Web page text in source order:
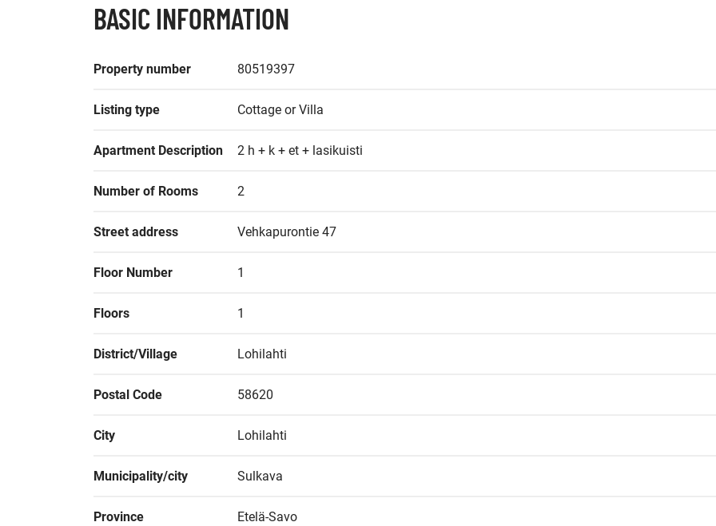
BASIC INFORMATION
Property number 80519397
Listing type Cottage or Villa
Apartment Description 2 h + k + et + lasikuisti
Number of Rooms 2
Street address Vehkapurontie 47
Floor Number 1
Floors 1
District/Village Lohilahti
Postal Code 58620
City Lohilahti
Municipality/city Sulkava
Province Etelä-Savo